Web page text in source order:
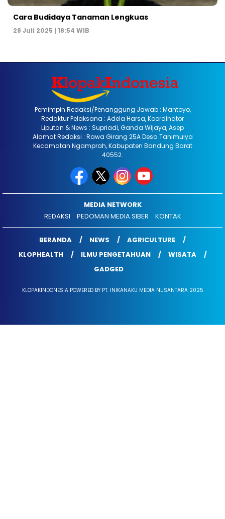
Cara Budidaya Tanaman Lengkuas
28 Juli 2025 | 18:54 WIB
Pemimpin Redaksi/Penanggung Jawab : Mantoyo,
Redaktur Pelaksana : Adela Harsa, Koordinator
Liputan & News : Supriadi, Ganda Wijaya, Asep
Alamat Redaksi : Rawa Girang 25A Desa Tanimulya
Kecamatan Ngamprah, Kabupaten Bandung Barat
40552.
MEDIA NETWORK
REDAKSI
PEDOMAN MEDIA SIBER KONTAK
BERANDA NEWS
AGRICULTURE
KLOPHEALTH
ILMU PENGETAHUAN
WISATA
GADGED
KLOPAKINDONESIA POWERED BY PT. INIKANAKU MEDIA NUSANTARA 2025